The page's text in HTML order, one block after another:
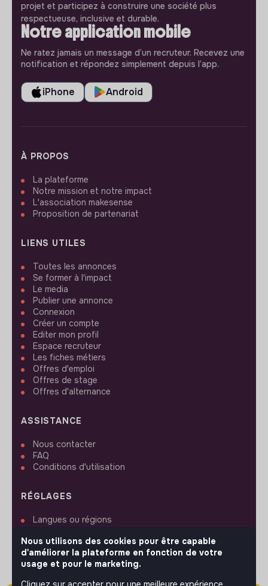
projet et participez à construire une société plus
respectueuse, inclusive et durable.
Notre application mobile
Ne ratez jamais un message d’un recruteur. Recevez une
notification et répondez simplement depuis l’app.
iPhone Android
À PROPOS
La plateforme
Notre mission et notre impact
L'association makesense
Proposition de partenariat
LIENS UTILES
Toutes les annonces
Se former à l'impact
Le media
Publier une annonce
Connexion
Créer un compte
Editer mon profil
Espace recruteur
Les fiches métiers
Offres d'emploi
Offres de stage
Offres d'alternance
ASSISTANCE
Nous contacter
FAQ
Conditions d'utilisation
RÉGLAGES
Langues ou régions
Paramètres des cookies
Nous utilisons des cookies pour être capable
d'améliorer la plateforme en fonction de votre
usage et pour le marketing.